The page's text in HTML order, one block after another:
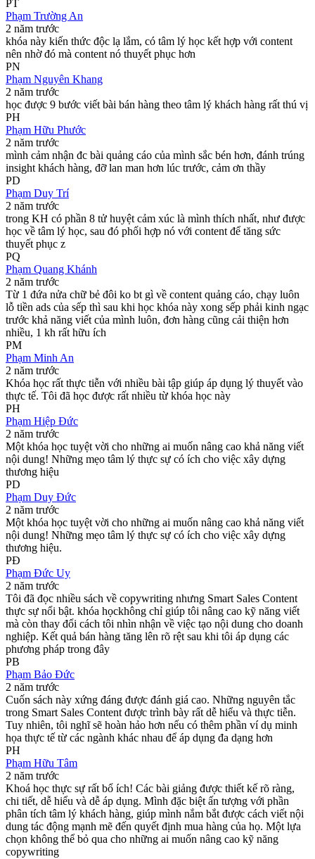
PT
Phạm Trường An
2 năm trước
khóa này kiến thức độc lạ lắm, có tâm lý học kết hợp với content
nên nhờ đó mà content nó thuyết phục hơn
PN
Phạm Nguyên Khang
2 năm trước
học được 9 bước viết bài bán hàng theo tâm lý khách hàng rất thú vị
PH
Phạm Hữu Phước
2 năm trước
mình cảm nhận đc bài quảng cáo của mình sắc bén hơn, đánh trúng
insight khách hàng, đỡ lan man hơn lúc trước, cảm ơn thầy
PD
Phạm Duy Trí
2 năm trước
trong KH có phần 8 tử huyệt cảm xúc là mình thích nhất, như được
học về tâm lý học, sau đó phối hợp nó với content để tăng sức
thuyết phục z
PQ
Phạm Quang Khánh
2 năm trước
Từ 1 đứa nửa chữ bẻ đôi ko bt gì về content quảng cáo, chạy luôn
lỗ tiền ads của sếp thì sau khi học khóa này xong sếp phải kinh ngạc
trước khả năng viết của mình luôn, đơn hàng cũng cải thiện hơn
nhiều, 1 kh rất hữu ích
PM
Phạm Minh An
2 năm trước
Khóa học rất thực tiễn với nhiều bài tập giúp áp dụng lý thuyết vào
thực tế. Tôi đã học được rất nhiều từ khóa học này
PH
Phạm Hiệp Đức
2 năm trước
Một khóa học tuyệt vời cho những ai muốn nâng cao khả năng viết
nội dung! Những mẹo tâm lý thực sự có ích cho việc xây dựng
thương hiệu
PD
Phạm Duy Đức
2 năm trước
Một khóa học tuyệt vời cho những ai muốn nâng cao khả năng viết
nội dung! Những mẹo tâm lý thực sự có ích cho việc xây dựng
thương hiệu.
PĐ
Phạm Đức Uy
2 năm trước
Tôi đã đọc nhiều sách về copywriting nhưng Smart Sales Content
thực sự nổi bật. khóa họckhông chỉ giúp tôi nâng cao kỹ năng viết
mà còn thay đổi cách tôi nhìn nhận về việc tạo nội dung cho doanh
nghiệp. Kết quả bán hàng tăng lên rõ rệt sau khi tôi áp dụng các
phương pháp trong đây
PB
Phạm Bảo Đức
2 năm trước
Cuốn sách này xứng đáng được đánh giá cao. Những nguyên tắc
trong Smart Sales Content được trình bày rất dễ hiểu và thực tiễn.
Tuy nhiên, tôi nghĩ sẽ hoàn hảo hơn nếu có thêm phần ví dụ minh
họa thực tế từ các ngành khác nhau để áp dụng đa dạng hơn
PH
Phạm Hữu Tâm
2 năm trước
Khoá học thực sự rất bổ ích! Các bài giảng được thiết kế rõ ràng,
chi tiết, dễ hiểu và dễ áp dụng. Mình đặc biệt ấn tượng với phần
phân tích tâm lý khách hàng, giúp mình nắm bắt được cách viết nội
dung tác động mạnh mẽ đến quyết định mua hàng của họ. Một lựa
chọn không thể bỏ qua cho những ai muốn nâng cao kỹ năng
copywriting